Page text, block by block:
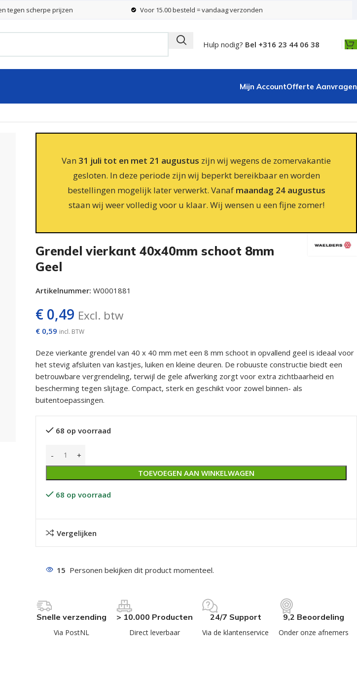
tegen scherpe prijzen Voor 15.00 besteld = vandaag verzonden
Hulp nodig? Bel +316 23 44 06 38
Mijn AccountOfferte Aanvragen
Van 31 juli tot en met 21 augustus zijn wij wegens de zomervakantie
gesloten. In deze periode zijn wij beperkt bereikbaar en worden
bestellingen mogelijk later verwerkt. Vanaf maandag 24 augustus
staan wij weer volledig voor u klaar. Wij wensen u een fijne zomer!
Grendel vierkant 40x40mm schoot 8mm
Geel
Artikelnummer: W0001881
€ 0,49 Excl. btw
€ 0,59 incl. BTW
Deze vierkante grendel van 40 x 40 mm met een 8 mm schoot in opvallend geel is ideaal voor
het stevig afsluiten van kastjes, luiken en kleine deuren. De robuuste constructie biedt een
betrouwbare vergrendeling, terwijl de gele afwerking zorgt voor extra zichtbaarheid en
bescherming tegen slijtage. Compact, sterk en geschikt voor zowel binnen- als
buitentoepassingen.
68 op voorraad
TOEVOEGEN AAN WINKELWAGEN
68 op voorraad
Vergelijken
15 Personen bekijken dit product momenteel.
Snelle verzending
Via PostNL
> 10.000 Producten
Direct leverbaar
24/7 Support
Via de klantenservice
9,2 Beoordeling
Onder onze afnemers